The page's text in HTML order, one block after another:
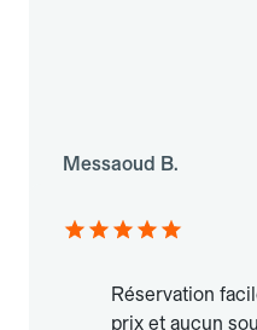
Messaoud B.
Réservation
prix et aucun